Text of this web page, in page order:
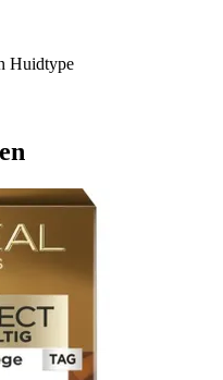
Huidtype